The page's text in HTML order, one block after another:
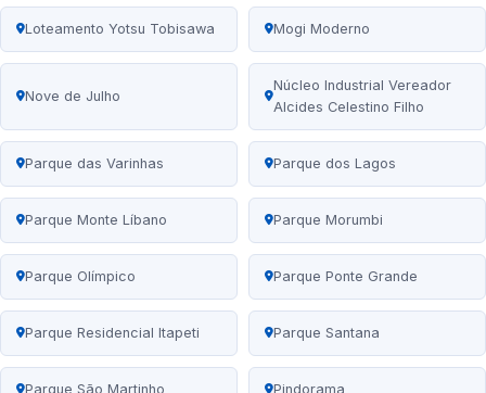
Loteamento Yotsu Tobisawa Mogi Moderno
Nove de Julho
Núcleo Industrial Vereador
Alcides Celestino Filho
Parque das Varinhas Parque dos Lagos
Parque Monte Líbano Parque Morumbi
Parque Olímpico Parque Ponte Grande
Parque Residencial Itapeti Parque Santana
Parque São Martinho Pindorama